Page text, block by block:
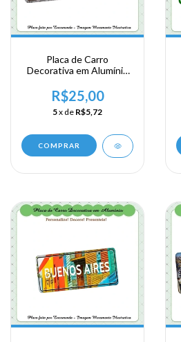
Placa de Carro
Decorativa em Alumínio
Viagem a Argentina -
Buenos Aires - Tango
R$25,00
5x de R$5,72
COMPRAR